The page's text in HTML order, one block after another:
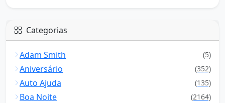
Categorias
Adam Smith (5)
Aniversário (352)
Auto Ajuda (135)
Boa Noite (2164)